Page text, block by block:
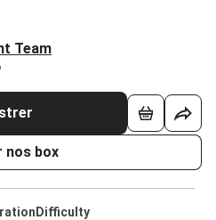
Team
nos box
Difficulty